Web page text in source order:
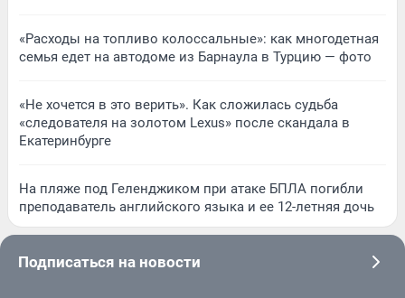
«Расходы на топливо колоссальные»: как многодетная
семья едет на автодоме из Барнаула в Турцию — фото
«Не хочется в это верить». Как сложилась судьба
«следователя на золотом Lexus» после скандала в
Екатеринбурге
На пляже под Геленджиком при атаке БПЛА погибли
преподаватель английского языка и ее 12-летняя дочь
Подписаться на новости